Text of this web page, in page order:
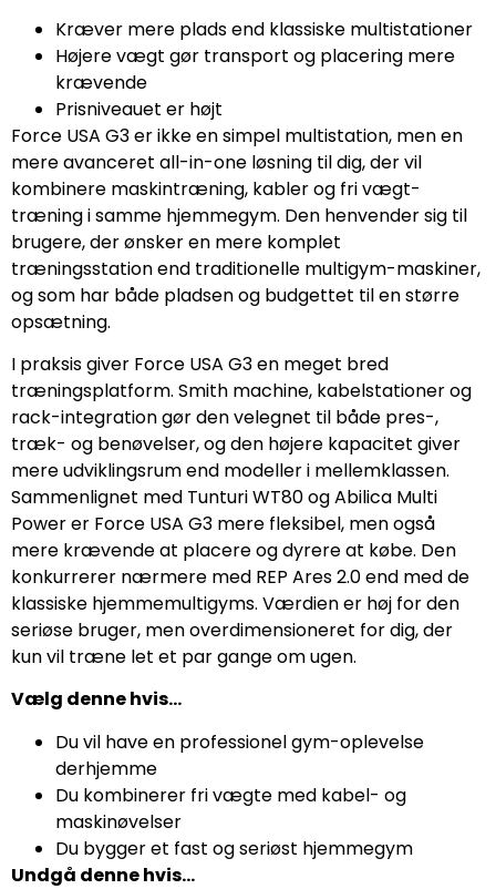
Kræver mere plads end klassiske multistationer
Højere vægt gør transport og placering mere
krævende
Prisniveauet er højt
Force USA G3 er ikke en simpel multistation, men en
mere avanceret all-in-one løsning til dig, der vil
kombinere maskintræning, kabler og fri vægt-
træning i samme hjemmegym. Den henvender sig til
brugere, der ønsker en mere komplet
træningsstation end traditionelle multigym-maskiner,
og som har både pladsen og budgettet til en større
opsætning.
I praksis giver Force USA G3 en meget bred
træningsplatform. Smith machine, kabelstationer og
rack-integration gør den velegnet til både pres-,
træk- og benøvelser, og den højere kapacitet giver
mere udviklingsrum end modeller i mellemklassen.
Sammenlignet med Tunturi WT80 og Abilica Multi
Power er Force USA G3 mere fleksibel, men også
mere krævende at placere og dyrere at købe. Den
konkurrerer nærmere med REP Ares 2.0 end med de
klassiske hjemmemultigyms. Værdien er høj for den
seriøse bruger, men overdimensioneret for dig, der
kun vil træne let et par gange om ugen.
Vælg denne hvis…
Du vil have en professionel gym-oplevelse
derhjemme
Du kombinerer fri vægte med kabel- og
maskinøvelser
Du bygger et fast og seriøst hjemmegym
Undgå denne hvis…